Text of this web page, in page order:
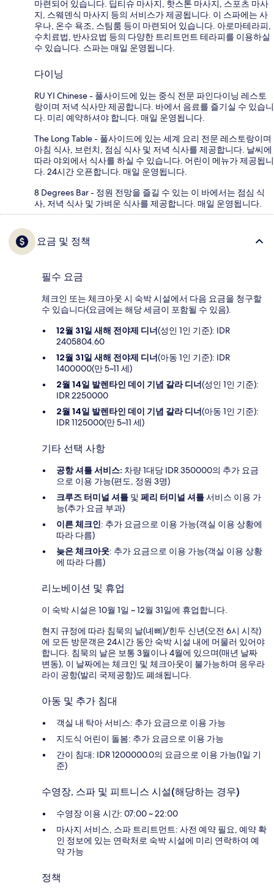
마련되어 있습니다. 딥티슈 마사지, 핫스톤 마사지, 스포츠 마사
지, 스웨덴식 마사지 등의 서비스가 제공됩니다. 이 스파에는 사
우나, 온수 욕조, 스팀룸 등이 마련되어 있습니다. 아로마테라피,
수치료법, 반사요법 등의 다양한 트리트먼트 테라피를 이용하실
수 있습니다. 스파는 매일 운영됩니다.
다이닝
RU YI Chinese - 풀사이드에 있는 중식 전문 파인다이닝 레스토
랑이며 저녁 식사만 제공합니다. 바에서 음료를 즐기실 수 있습니
다. 미리 예약하셔야 합니다. 매일 운영됩니다.
The Long Table - 풀사이드에 있는 세계 요리 전문 레스토랑이며
아침 식사, 브런치, 점심 식사 및 저녁 식사를 제공합니다. 날씨에
따라 야외에서 식사를 하실 수 있습니다. 어린이 메뉴가 제공됩니
다. 24시간 오픈합니다. 매일 운영됩니다.
8 Degrees Bar - 정원 전망을 즐길 수 있는 이 바에서는 점심 식
사, 저녁 식사 및 가벼운 식사를 제공합니다. 매일 운영됩니다.
요금 및 정책
필수 요금
체크인 또는 체크아웃 시 숙박 시설에서 다음 요금을 청구할
수 있습니다(요금에는 해당 세금이 포함될 수 있음).
12월 31일 새해 전야제 디너(성인 1인 기준): IDR
2405804.60
12월 31일 새해 전야제 디너(아동 1인 기준): IDR
1400000(만 5~11 세)
2월 14일 발렌타인 데이 기념 갈라 디너(성인 1인 기준):
IDR 2250000
2월 14일 발렌타인 데이 기념 갈라 디너(아동 1인 기준):
IDR 1125000(만 5~11 세)
기타 선택 사항
공항 셔틀 서비스: 차량 1대당 IDR 350000의 추가 요금
으로 이용 가능(편도, 정원 3명)
크루즈 터미널 셔틀 및 페리 터미널 셔틀서비스 이용 가
능(추가 요금 부과)
이른 체크인: 추가 요금으로 이용 가능(객실 이용 상황에
따라 다름)
늦은 체크아웃: 추가 요금으로 이용 가능(객실 이용 상황
에 따라 다름)
리노베이션 및 휴업
이 숙박 시설은 10월 1일 ~ 12월 31일에 휴업합니다.
현지 규정에 따라 침묵의 날(녜삐)/힌두 신년(오전 6시 시작)
에 모든 방문객은 24시간 동안 숙박 시설 내에 머물러 있어야
합니다. 침묵의 날은 보통 3월이나 4월에 있으며(매년 날짜
변동), 이 날짜에는 체크인 및 체크아웃이 불가능하며 응우라
라이 공항(발리 국제공항)도 폐쇄됩니다.
아동 및 추가 침대
객실 내 탁아 서비스: 추가 요금으로 이용 가능
지도식 어린이 돌봄: 추가 요금으로 이용 가능
간이 침대: IDR 1200000.0의 요금으로 이용 가능(1일 기
준)
수영장, 스파 및 피트니스 시설(해당하는 경우)
수영장 이용 시간: 07:00 ~ 22:00
마사지 서비스, 스파 트리트먼트: 사전 예약 필요, 예약 확
인 정보에 있는 연락처로 숙박 시설에 미리 연락하여 예
약 가능
정책